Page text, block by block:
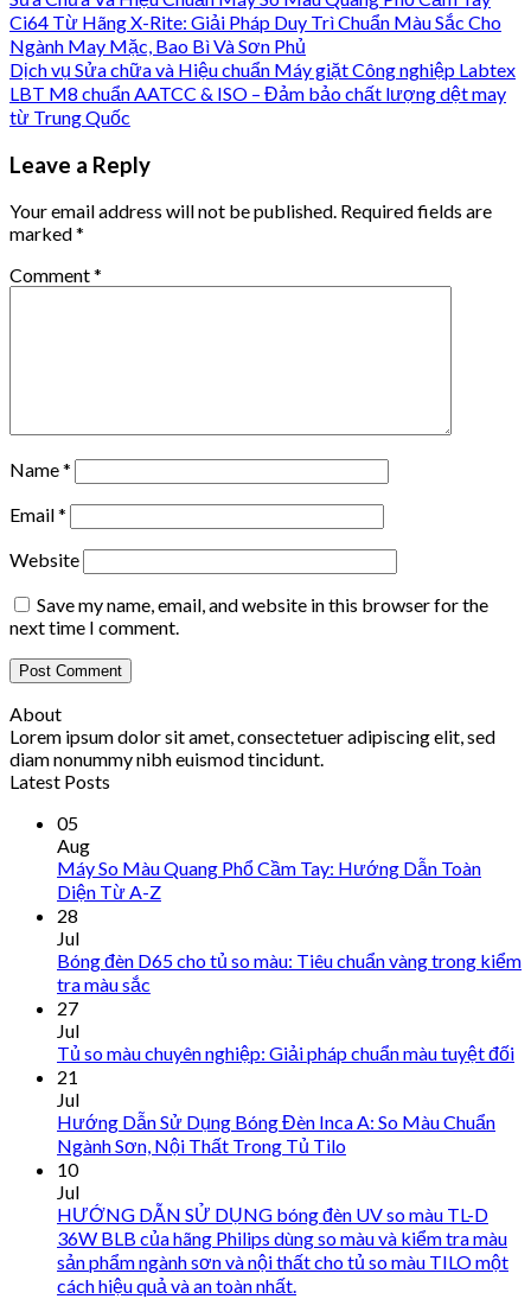
Ci64 Từ Hãng X-Rite: Giải Pháp Duy Trì Chuẩn Màu Sắc Cho
Ngành May Mặc, Bao Bì Và Sơn Phủ
Dịch vụ Sửa chữa và Hiệu chuẩn Máy giặt Công nghiệp Labtex
LBT M8 chuẩn AATCC & ISO – Đảm bảo chất lượng dệt may
từ Trung Quốc
Leave a Reply
Your email address will not be published. Required fields are
marked*
Comment*
Name*
Email*
Website
Save my name, email, and website in this browser for the
next time I comment.
About
Lorem ipsum dolor sit amet, consectetuer adipiscing elit, sed
diam nonummy nibh euismod tincidunt.
Latest Posts
05
Aug
Máy So Màu Quang Phổ Cầm Tay: Hướng Dẫn Toàn
Diện Từ A-Z
28
Jul
Bóng đèn D65 cho tủ so màu: Tiêu chuẩn vàng trong kiểm
tra màu sắc
27
Jul
Tủ so màu chuyên nghiệp: Giải pháp chuẩn màu tuyệt đối
21
Jul
Hướng Dẫn Sử Dụng Bóng Đèn Inca A: So Màu Chuẩn
Ngành Sơn, Nội Thất Trong Tủ Tilo
10
Jul
HƯỚNG DẪN SỬ DỤNG bóng đèn UV so màu TL-D
36W BLB của hãng Philips dùng so màu và kiểm tra màu
sản phẩm ngành sơn và nội thất cho tủ so màu TILO một
cách hiệu quả và an toàn nhất.